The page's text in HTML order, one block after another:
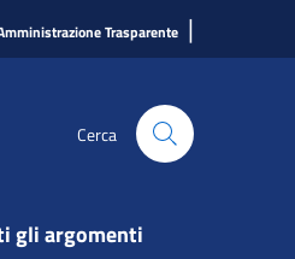
Trasparente |
Cerca
gli argomenti